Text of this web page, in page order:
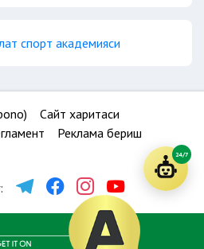
спорт академияси
Сайт харитаси
Реклама бериш
24/7